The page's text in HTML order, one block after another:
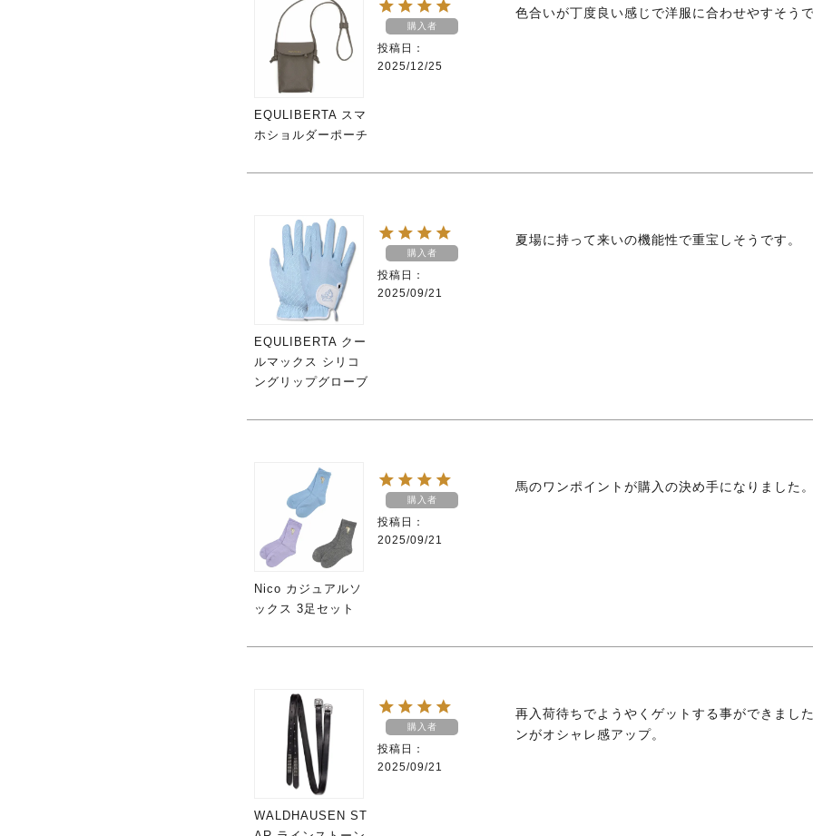
EQULIBERTA スマ
ホショルダーポーチ
購入者
投稿日
2025/12/25
色合いが丁度良い感じで洋服に合わせやすそう
EQULIBERTA クー
ルマックス シリコ
ングリップグローブ
購入者
投稿日
2025/09/21
夏場に持って来いの機能性で重宝しそうです。
Nico カジュアルソ
ックス 3足セット
購入者
投稿日
2025/09/21
馬のワンポイントが購入の決め手になりました
WALDHAUSEN ST
購入者
投稿日
2025/09/21
再入荷待ちでようやくゲットする事ができまし
ンがオシャレ感アップ。